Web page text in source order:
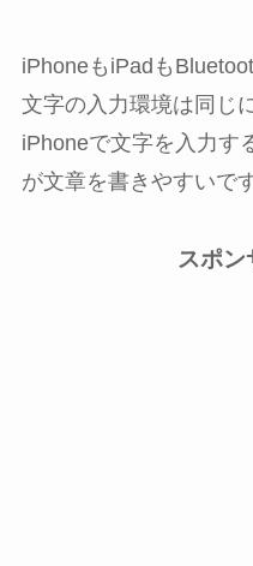
iPhoneもiPadも
文字の入力環境は同じ
iPhoneで文字を入力す
が文章を書きやすいです
スポン